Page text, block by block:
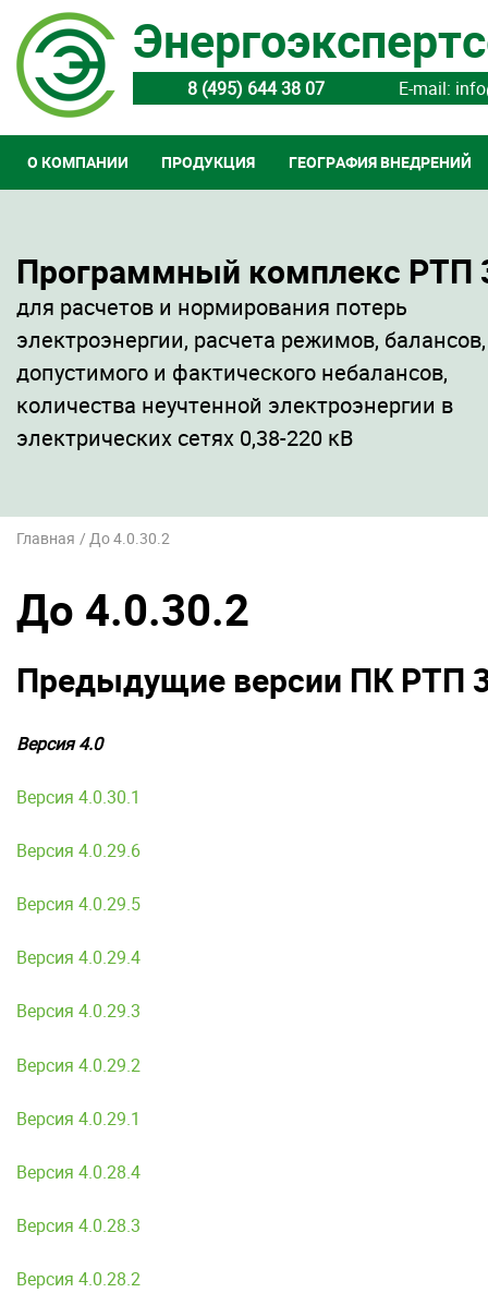
8 (495) 644 38 07 E-mail:
О КОМПАНИИ ПРОДУКЦИЯ ГЕОГРАФИЯ ВНЕДРЕНИЙ
Программный комплекс РТП
для расчетов и нормирования потерь
электроэнергии, расчета режимов, балансов,
допустимого и фактического небалансов,
количества неучтенной электроэнергии в
электрических сетях 0,38-220 кВ
Главная До 4.0.30.2
До 4.0.30.2
Предыдущие версии ПК РТП
Версия 4.0
Версия 4.0.30.1
Версия 4.0.29.6
Версия 4.0.29.5
Версия 4.0.29.4
Версия 4.0.29.3
Версия 4.0.29.2
Версия 4.0.29.1
Версия 4.0.28.4
Версия 4.0.28.3
Версия 4.0.28.2